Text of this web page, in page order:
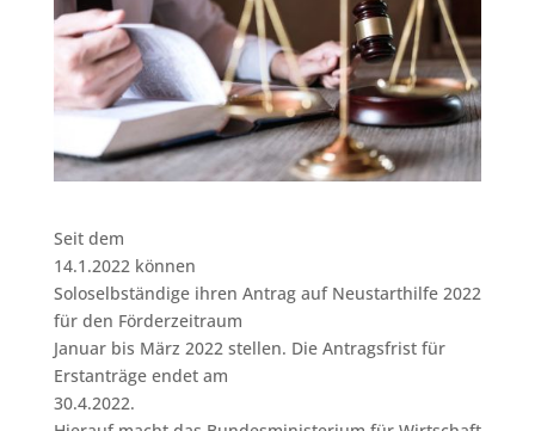
Seit dem
14.1.2022 können
Soloselbständige ihren Antrag auf Neustarthilfe 2022
für den Förderzeitraum
Januar bis März 2022 stellen. Die Antragsfrist für
Erstanträge endet am
30.4.2022.